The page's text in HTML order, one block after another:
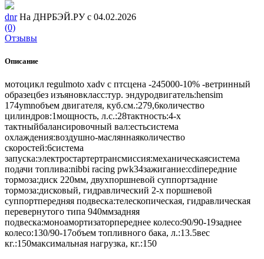
dnr На ДНРБЭЙ.РУ с 04.02.2026
(0)
Отзывы
Описание
мотоцикл regulmoto xadv с птсцена -245000-10% -ветринный
образецбез изъяновкласс:тур. эндуродвигатель:hensim
174ymnобъем двигателя, куб.см.:279,6количество
цилиндров:1мощность, л.с.:28тактность:4-x
тактныйбалансировочный вал:естьсистема
охлаждения:воздушно-масляннаяколичество
скоростей:6система
запуска:электростартертрансмиссия:механическаясистема
подачи топлива:nibbi racing pwk34зажигание:cdiпередние
тормоза:диск 220мм, двухпоршневой суппортзадние
тормоза:дисковый, гидравлический 2-х поршневой
суппортпередняя подвеска:телескопическая, гидравлическая
перевернутого типа 940ммзадняя
подвеска:моноамортизаторпереднее колесо:90/90-19заднее
колесо:130/90-17объем топливного бака, л.:13.5вес
кг.:150максимальная нагрузка, кг.:150